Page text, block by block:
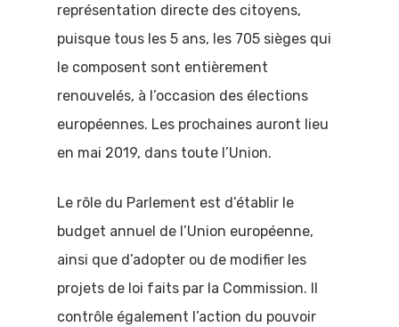
représentation directe des citoyens,
puisque tous les 5 ans, les 705 sièges qui
le composent sont entièrement
renouvelés, à l’occasion des élections
européennes. Les prochaines auront lieu
en mai 2019, dans toute l’Union.
Le rôle du Parlement est d’établir le
budget annuel de l’Union européenne,
ainsi que d’adopter ou de modifier les
projets de loi faits par la Commission. Il
contrôle également l’action du pouvoir